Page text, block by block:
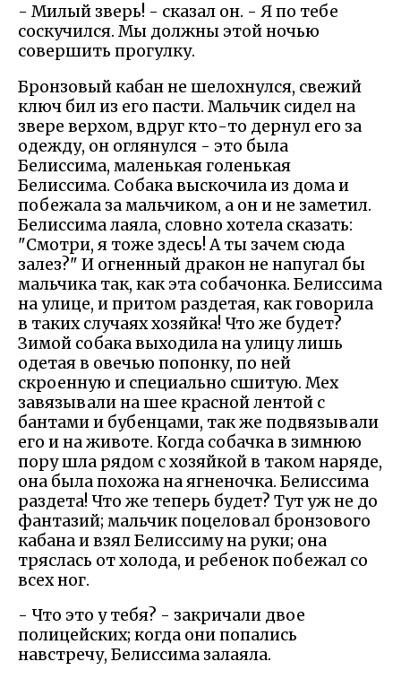
- Милый зверь! - сказал он. - Я по тебе
соскучился. Мы должны этой ночью
совершить прогулку.
Бронзовый кабан не шелохнулся, свежий
ключ бил из его пасти. Мальчик сидел на
звере верхом, вдруг кто-то дернул его за
одежду, он оглянулся - это была
Белиссима, маленькая голенькая
Белиссима. Собака выскочила из дома и
побежала за мальчиком, а он и не заметил.
Белиссима лаяла, словно хотела сказать:
"Смотри, я тоже здесь! А ты зачем сюда
залез?" И огненный дракон не напугал бы
мальчика так, как эта собачонка. Белиссима
на улице, и притом раздетая, как говорила
в таких случаях хозяйка! Что же будет?
Зимой собака выходила на улицу лишь
одетая в овечью попонку, по ней
скроенную и специально сшитую. Мех
завязывали на шее красной лентой с
бантами и бубенцами, так же подвязывали
его и на животе. Когда собачка в зимнюю
пору шла рядом с хозяйкой в таком наряде,
она была похожа на ягненочка. Белиссима
раздета! Что же теперь будет? Тут уж не до
фантазий; мальчик поцеловал бронзового
кабана и взял Белиссиму на руки; она
тряслась от холода, и ребенок побежал со
всех ног.
- Что это у тебя? - закричали двое
полицейских; когда они попались
навстречу, Белиссима залаяла.